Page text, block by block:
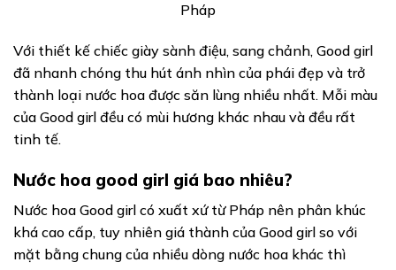
Pháp
Với thiết kế chiếc giày sành điệu, sang chảnh, Good girl
đã nhanh chóng thu hút ánh nhìn của phái đẹp và trở
thành loại nước hoa được săn lùng nhiều nhất. Mỗi màu
của Good girl đều có mùi hương khác nhau và đều rất
tinh tế.
Nước hoa good girl giá bao nhiêu?
Nước hoa Good girl có xuất xứ từ Pháp nên phân khúc
khá cao cấp, tuy nhiên giá thành của Good girl so với
mặt bằng chung của nhiều dòng nước hoa khác thì